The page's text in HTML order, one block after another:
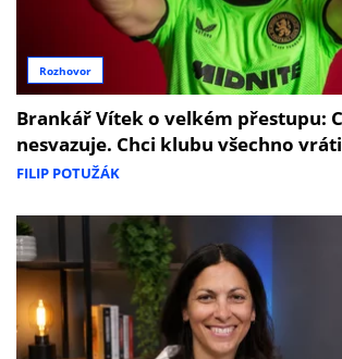
Rozhovor
Brankář Vítek o velkém přestupu:
nesvazuje. Chci klubu všechno
FILIP POTUŽÁK